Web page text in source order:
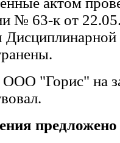
№ 63-к от
"Горис" на